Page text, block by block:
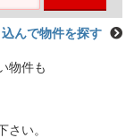
んで物件を探す
物件も
さい。